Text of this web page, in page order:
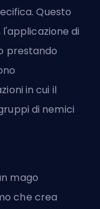
Questo
di
prestando
in cui il
di nemici
mago
che crea